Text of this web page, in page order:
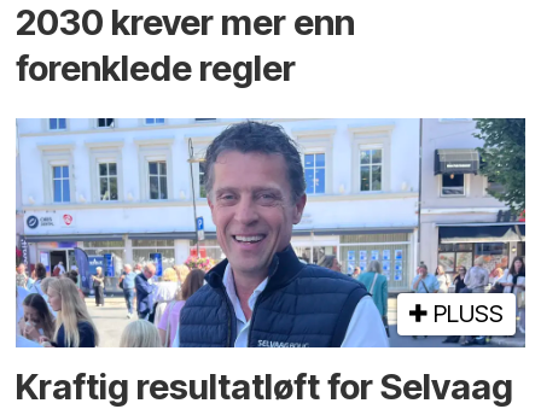
2030 krever mer enn
forenklede regler
PLUSS
Kraftig resultatløft for Selvaag